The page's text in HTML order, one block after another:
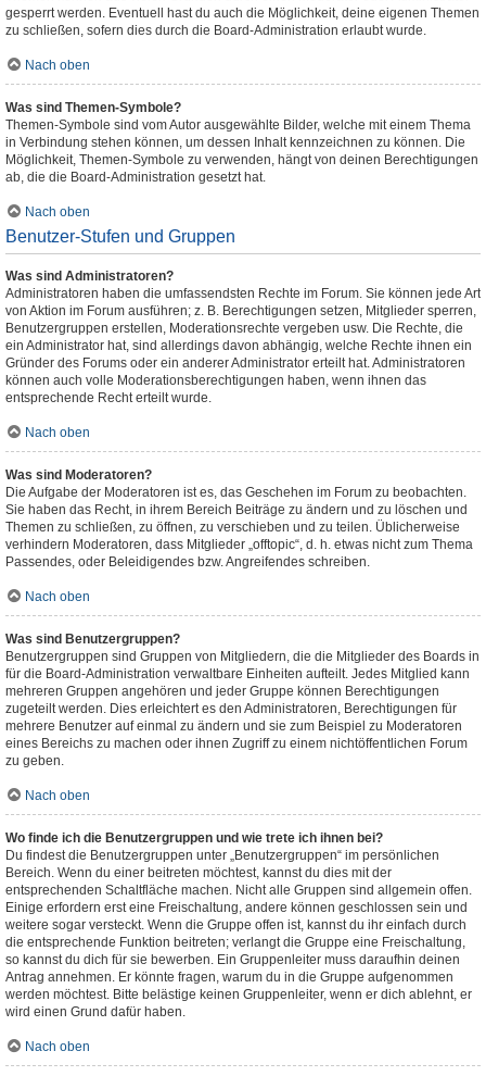
gesperrt werden. Eventuell hast du auch die Möglichkeit, deine eigenen Themen
zu schließen, sofern dies durch die Board-Administration erlaubt wurde.
Nach oben
Was sind Themen-Symbole?
Themen-Symbole sind vom Autor ausgewählte Bilder, welche mit einem Thema
in Verbindung stehen können, um dessen Inhalt kennzeichnen zu können. Die
Möglichkeit, Themen-Symbole zu verwenden, hängt von deinen Berechtigungen
ab, die die Board-Administration gesetzt hat.
Nach oben
Benutzer-Stufen und Gruppen
Was sind Administratoren?
Administratoren haben die umfassendsten Rechte im Forum. Sie können jede Art
von Aktion im Forum ausführen; z. B. Berechtigungen setzen, Mitglieder sperren,
Benutzergruppen erstellen, Moderationsrechte vergeben usw. Die Rechte, die
ein Administrator hat, sind allerdings davon abhängig, welche Rechte ihnen ein
Gründer des Forums oder ein anderer Administrator erteilt hat. Administratoren
können auch volle Moderationsberechtigungen haben, wenn ihnen das
entsprechende Recht erteilt wurde.
Nach oben
Was sind Moderatoren?
Die Aufgabe der Moderatoren ist es, das Geschehen im Forum zu beobachten.
Sie haben das Recht, in ihrem Bereich Beiträge zu ändern und zu löschen und
Themen zu schließen, zu öffnen, zu verschieben und zu teilen. Üblicherweise
verhindern Moderatoren, dass Mitglieder „offtopic“, d. h. etwas nicht zum Thema
Passendes, oder Beleidigendes bzw. Angreifendes schreiben.
Nach oben
Was sind Benutzergruppen?
Benutzergruppen sind Gruppen von Mitgliedern, die die Mitglieder des Boards in
für die Board-Administration verwaltbare Einheiten aufteilt. Jedes Mitglied kann
mehreren Gruppen angehören und jeder Gruppe können Berechtigungen
zugeteilt werden. Dies erleichtert es den Administratoren, Berechtigungen für
mehrere Benutzer auf einmal zu ändern und sie zum Beispiel zu Moderatoren
eines Bereichs zu machen oder ihnen Zugriff zu einem nichtöffentlichen Forum
zu geben.
Nach oben
Wo finde ich die Benutzergruppen und wie trete ich ihnen bei?
Du findest die Benutzergruppen unter „Benutzergruppen“ im persönlichen
Bereich. Wenn du einer beitreten möchtest, kannst du dies mit der
entsprechenden Schaltfläche machen. Nicht alle Gruppen sind allgemein offen.
Einige erfordern erst eine Freischaltung, andere können geschlossen sein und
weitere sogar versteckt. Wenn die Gruppe offen ist, kannst du ihr einfach durch
die entsprechende Funktion beitreten; verlangt die Gruppe eine Freischaltung,
so kannst du dich für sie bewerben. Ein Gruppenleiter muss daraufhin deinen
Antrag annehmen. Er könnte fragen, warum du in die Gruppe aufgenommen
werden möchtest. Bitte belästige keinen Gruppenleiter, wenn er dich ablehnt, er
wird einen Grund dafür haben.
Nach oben